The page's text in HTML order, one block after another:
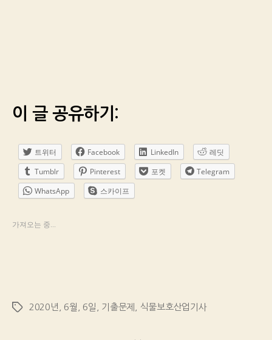
이 글 공유하기:
트위터 Facebook LinkedIn
레딧
Tumblr
Pinterest 포켓
Telegram
WhatsApp
스카이프
가져오는 중...
Tags 2020년 6월 6일 기출문제 식물보호산업기사